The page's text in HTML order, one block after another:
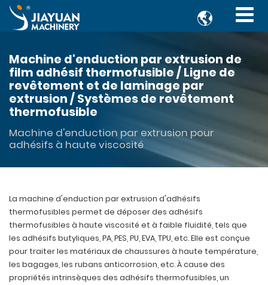

Machine d'enduction par extrusion de
film adhésif thermofusible / Ligne de
revêtement et de laminage par
extrusion / Systèmes de revêtement
thermofusible
Machine d'enduction par extrusion pour
adhésifs à haute viscosité
La machine d'enduction par extrusion d'adhésifs
thermofusibles permet de déposer des adhésifs
thermofusibles à haute viscosité et à faible fluidité, tels que
les adhésifs butyliques, PA, PES, PU, EVA, TPU, etc. Elle est conçue
pour traiter les matériaux de chaussures à haute température,
les bagages, les rubans anticorrosion, etc. À cause des
propriétés intrinsèques des adhésifs thermofusibles, un